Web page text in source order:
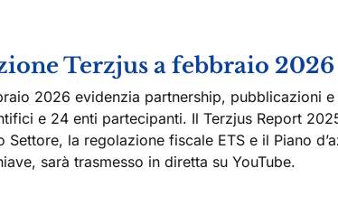
Terzjus a febbraio 2026
2026 evidenzia partnership, pubblicazioni
e 24 enti partecipanti. Il Terzjus Report
la regolazione fiscale ETS e il Piano
sarà trasmesso in diretta su YouTube.